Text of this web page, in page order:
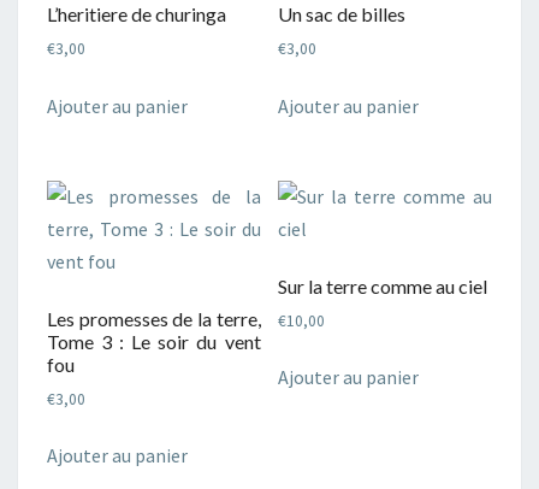
L’heritiere de churinga
€3,00
Ajouter au panier
Un sac de billes
€3,00
Ajouter au panier
Les promesses de la terre,
Tome 3 : Le soir du vent
fou
€3,00
Ajouter au panier
Sur la terre comme au ciel
€10,00
Ajouter au panier